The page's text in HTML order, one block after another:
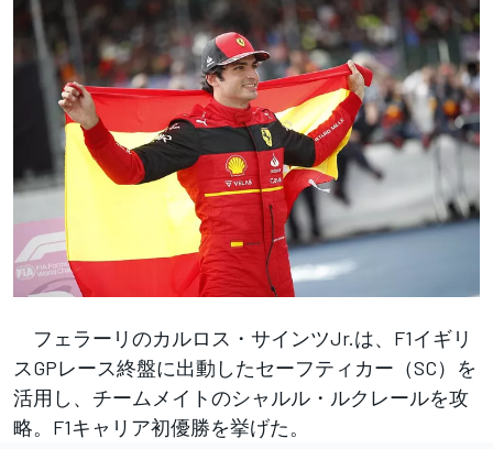
フェラーリのカルロス・サインツJr.は、F1イギリ
スGPレース終盤に出動したセーフティカー（SC）を
活用し、チームメイトのシャルル・ルクレールを攻
略。F1キャリア初優勝を挙げた。